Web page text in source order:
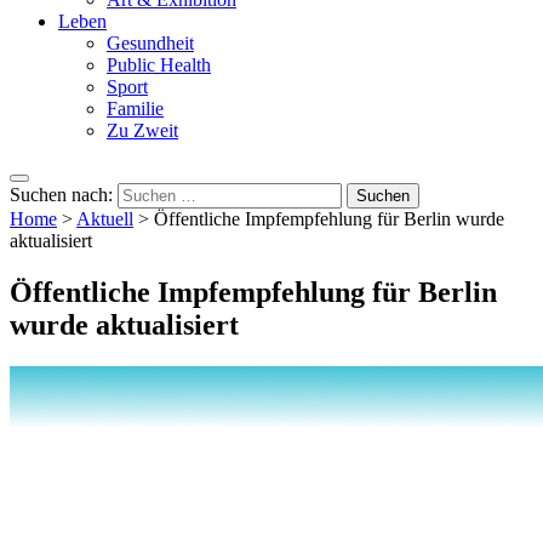
Leben
Gesundheit
Public Health
Sport
Familie
Zu Zweit
Suchen nach:
Home > Aktuell > Öffentliche Impfempfehlung für Berlin wurde
aktualisiert
Öffentliche Impfempfehlung für Berlin
wurde aktualisiert